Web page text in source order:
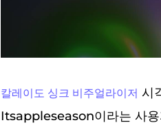
칼레이도 싱크 비주얼라이저 시
Itsappleseason이라는 사용